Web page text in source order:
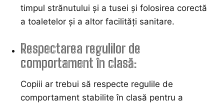
timpul strănutului și a tusei și folosirea corectă
a toaletelor și a altor facilități sanitare.
Respectarea regulilor de
comportament în clasă:
Copiii ar trebui să respecte regulile de
comportament stabilite în clasă pentru a